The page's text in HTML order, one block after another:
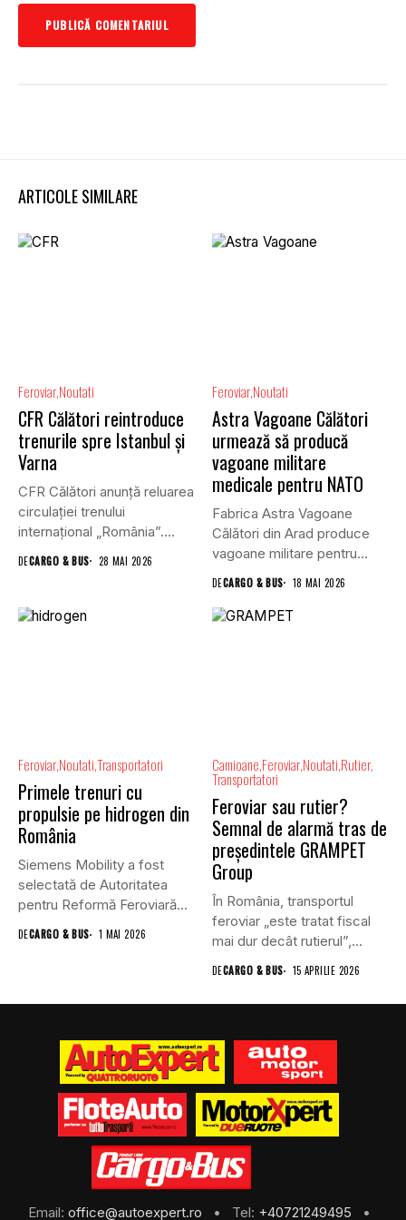
ARTICOLE SIMILARE
FeroviarNoutati
CFR Călători reintroduce
trenurile spre Istanbul și
Varna
CFR Călători anunță reluarea
circulației trenului
internațional „România”.
DECARGO & BUS 28 MAI 2026
FeroviarNoutati
Astra Vagoane Călători
urmează să producă
vagoane militare
medicale pentru NATO
Fabrica Astra Vagoane
Călători din Arad produce
vagoane militare pentru
DECARGO & BUS 18 MAI 2026
FeroviarNoutatiTransportatori
Primele trenuri cu
propulsie pe hidrogen din
România
Siemens Mobility a fost
selectată de Autoritatea
pentru Reformă Feroviară
(ARF) din...
DECARGO & BUS 1 MAI 2026
Camioane FeroviarNoutati Rutier
Transportatori
Feroviar sau rutier?
Semnal de alarmă tras de
președintele GRAMPET
Group
În România, transportul
feroviar „este tratat fiscal
mai dur decât rutierul”,
afirmă...
DECARGO & BUS 15 APRILIE 2026
Email: office@autoexpert.ro • Tel: +40721249495 •